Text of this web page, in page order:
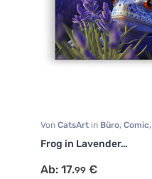
Von CatsArt in Büro, Comic,
Kinderzimmer
Landschaft
Natur
Frog in Lavender…
Ab: 17.99 €